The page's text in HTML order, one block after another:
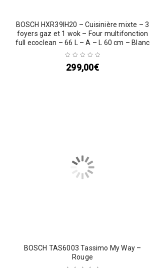
BOSCH HXR39IH20 – Cuisinière mixte – 3
foyers gaz et 1 wok – Four multifonction
full ecoclean – 66 L – A – L 60 cm – Blanc
299,00€
BOSCH TAS6003 Tassimo My Way –
Rouge